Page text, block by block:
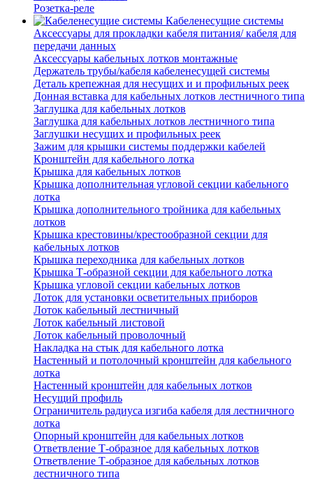
Розетка-реле
Кабеленесущие системы
Аксессуары для прокладки кабеля питания/ кабеля для
передачи данных
Аксессуары кабельных лотков монтажные
Держатель трубы/кабеля кабеленесущей системы
Деталь крепежная для несущих и и профильных реек
Донная вставка для кабельных лотков лестничного типа
Заглушка для кабельных лотков
Заглушка для кабельных лотков лестничного типа
Заглушки несущих и профильных реек
Зажим для крышки системы поддержки кабелей
Кронштейн для кабельного лотка
Крышка для кабельных лотков
Крышка дополнительная угловой секции кабельного
лотка
Крышка дополнительного тройника для кабельных
лотков
Крышка крестовины/крестообразной секции для
кабельных лотков
Крышка переходника для кабельных лотков
Крышка Т-образной секции для кабельного лотка
Крышка угловой секции кабельных лотков
Лоток для установки осветительных приборов
Лоток кабельный лестничный
Лоток кабельный листовой
Лоток кабельный проволочный
Накладка на стык для кабельного лотка
Настенный и потолочный кронштейн для кабельного
лотка
Настенный кронштейн для кабельных лотков
Несущий профиль
Ограничитель радиуса изгиба кабеля для лестничного
лотка
Опорный кронштейн для кабельных лотков
Ответвление Т-образное для кабельных лотков
Ответвление Т-образное для кабельных лотков
лестничного типа